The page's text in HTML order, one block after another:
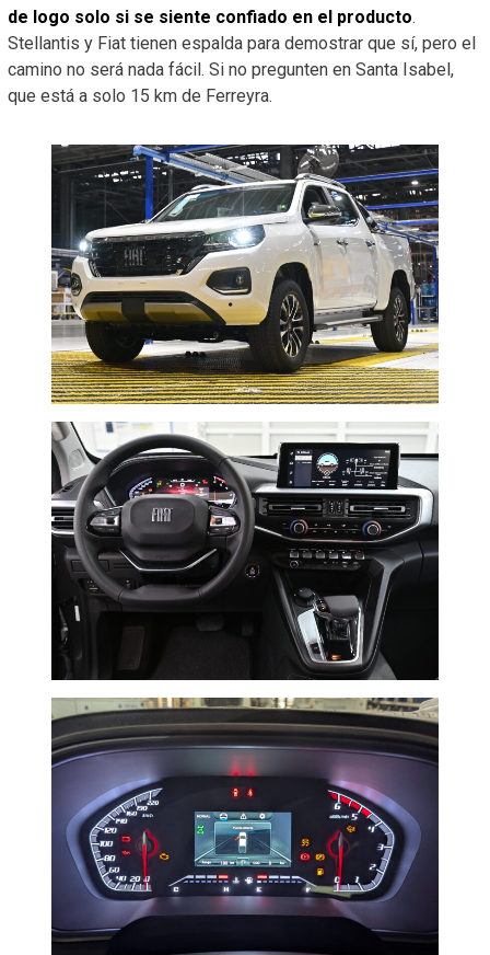
de logo solo si se siente confiado en el producto.
Stellantis y Fiat tienen espalda para demostrar que sí, pero el
camino no será nada fácil. Si no pregunten en Santa Isabel,
que está a solo 15 km de Ferreyra.